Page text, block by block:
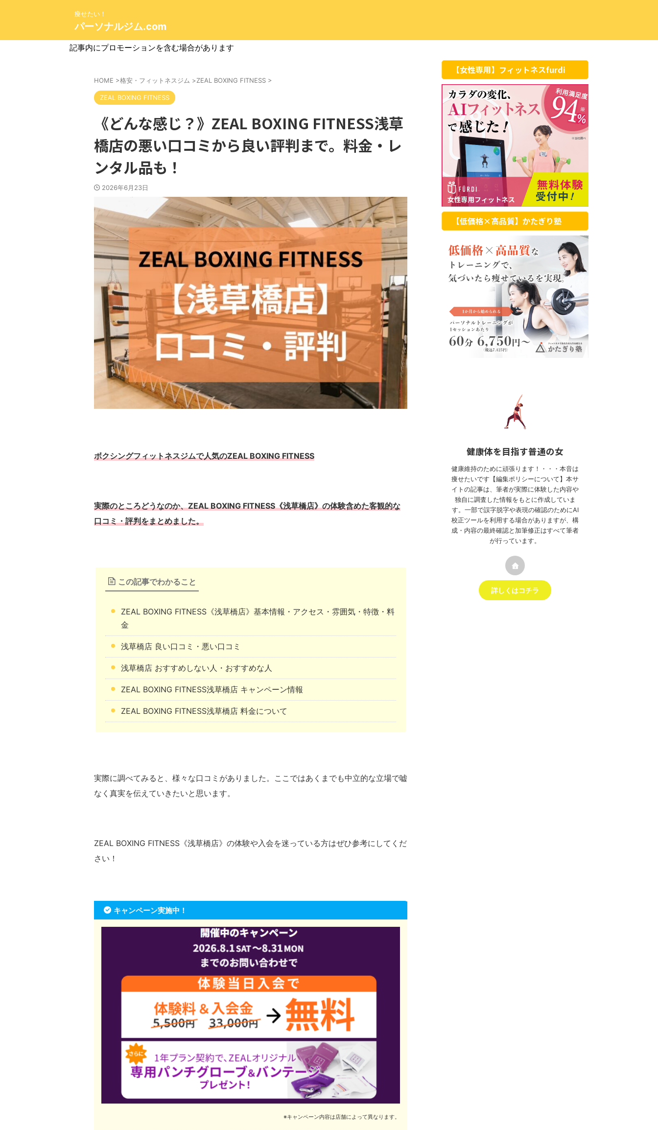
痩せたい！
パーソナルジム.com
記事内にプロモーションを含む場合があります
HOME >格安・フィットネスジム >ZEAL BOXING FITNESS >
ZEAL BOXING FITNESS
《どんな感じ？》ZEAL BOXING FITNESS浅草
橋店の悪い口コミから良い評判まで。料金・レ
ンタル品も！
2026年6月23日
ボクシングフィットネスジムで人気のZEAL BOXING FITNESS
実際のところどうなのか、ZEAL BOXING FITNESS《浅草橋店》の体験含めた客観的な
口コミ・評判をまとめました。
この記事でわかること
ZEAL BOXING FITNESS《浅草橋店》基本情報・アクセス・雰囲気・特徴・料
金
浅草橋店 良い口コミ・悪い口コミ
浅草橋店 おすすめしない人・おすすめな人
ZEAL BOXING FITNESS浅草橋店 キャンペーン情報
ZEAL BOXING FITNESS浅草橋店 料金について
実際に調べてみると、様々な口コミがありました。ここではあくまでも中立的な立場で嘘
なく真実を伝えていきたいと思います。
ZEAL BOXING FITNESS《浅草橋店》の体験や入会を迷っている方はぜひ参考にしてくだ
さい！
キャンペーン実施中！
※キャンペーン内容は店舗によって異なります。
【女性専用】フィットネスfurdi
【低価格×高品質】かたぎり塾
健康体を目指す普通の女
健康維持のために頑張ります！・・・本音は
痩せたいです【編集ポリシーについて】本サ
イトの記事は、筆者が実際に体験した内容や
独自に調査した情報をもとに作成していま
す。一部で誤字脱字や表現の確認のためにAI
校正ツールを利用する場合がありますが、構
成・内容の最終確認と加筆修正はすべて筆者
が行っています。
詳しくはコチラ